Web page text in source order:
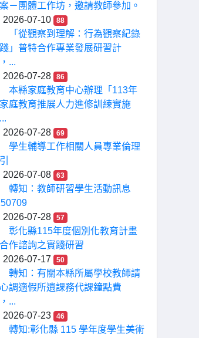
－團體工作坊，邀請教師參加。
2026-07-10
88
「從觀察到理解：行為觀察紀錄
」普特合作專業發展研習計
...
2026-07-28
86
本縣家庭教育中心辦理「113年
庭教育推展人力進修訓練實施
2026-07-28
69
學生輔導工作相關人員專業倫理
2026-07-08
63
轉知：教師研習學生活動訊息
2026-07-28
57
彰化縣115年度個別化教育計畫
作諮詢之實踐研習
2026-07-17
50
轉知：有關本縣所屬學校教師請
調適假所遺課務代課鐘點費
...
2026-07-23
46
轉知:彰化縣 115 學年度學生美術